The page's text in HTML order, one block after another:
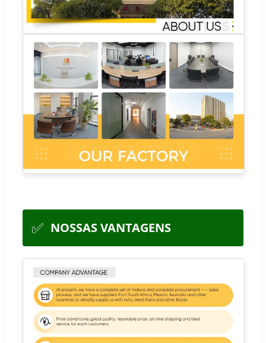
✅ NOSSAS VANTAGENS